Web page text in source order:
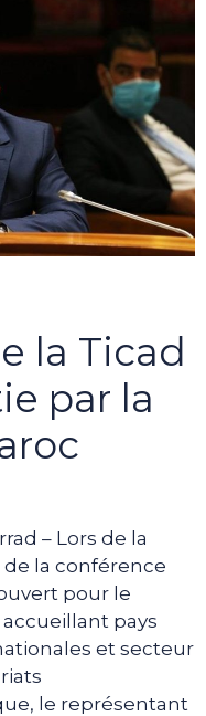
la Ticad
par la
– Lors de la
la conférence
pour le
pays
et secteur
le représentant